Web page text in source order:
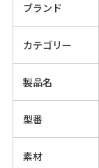
ブランド
カテゴリー
製品名
型番
素材